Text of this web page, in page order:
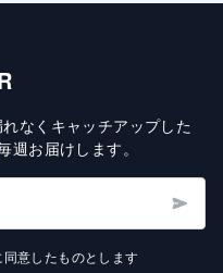
なくキャッチアップした
週お届けします。
同意したものとします